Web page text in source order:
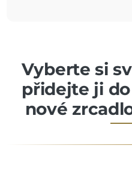
Vyberte si
přidejte ji do
nové